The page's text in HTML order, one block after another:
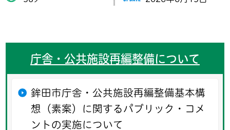
庁舎・公共施設再編整備について
鉾田市庁舎・公共施設再編整備基本構
想（素案）に関するパブリック・コメ
ントの実施について